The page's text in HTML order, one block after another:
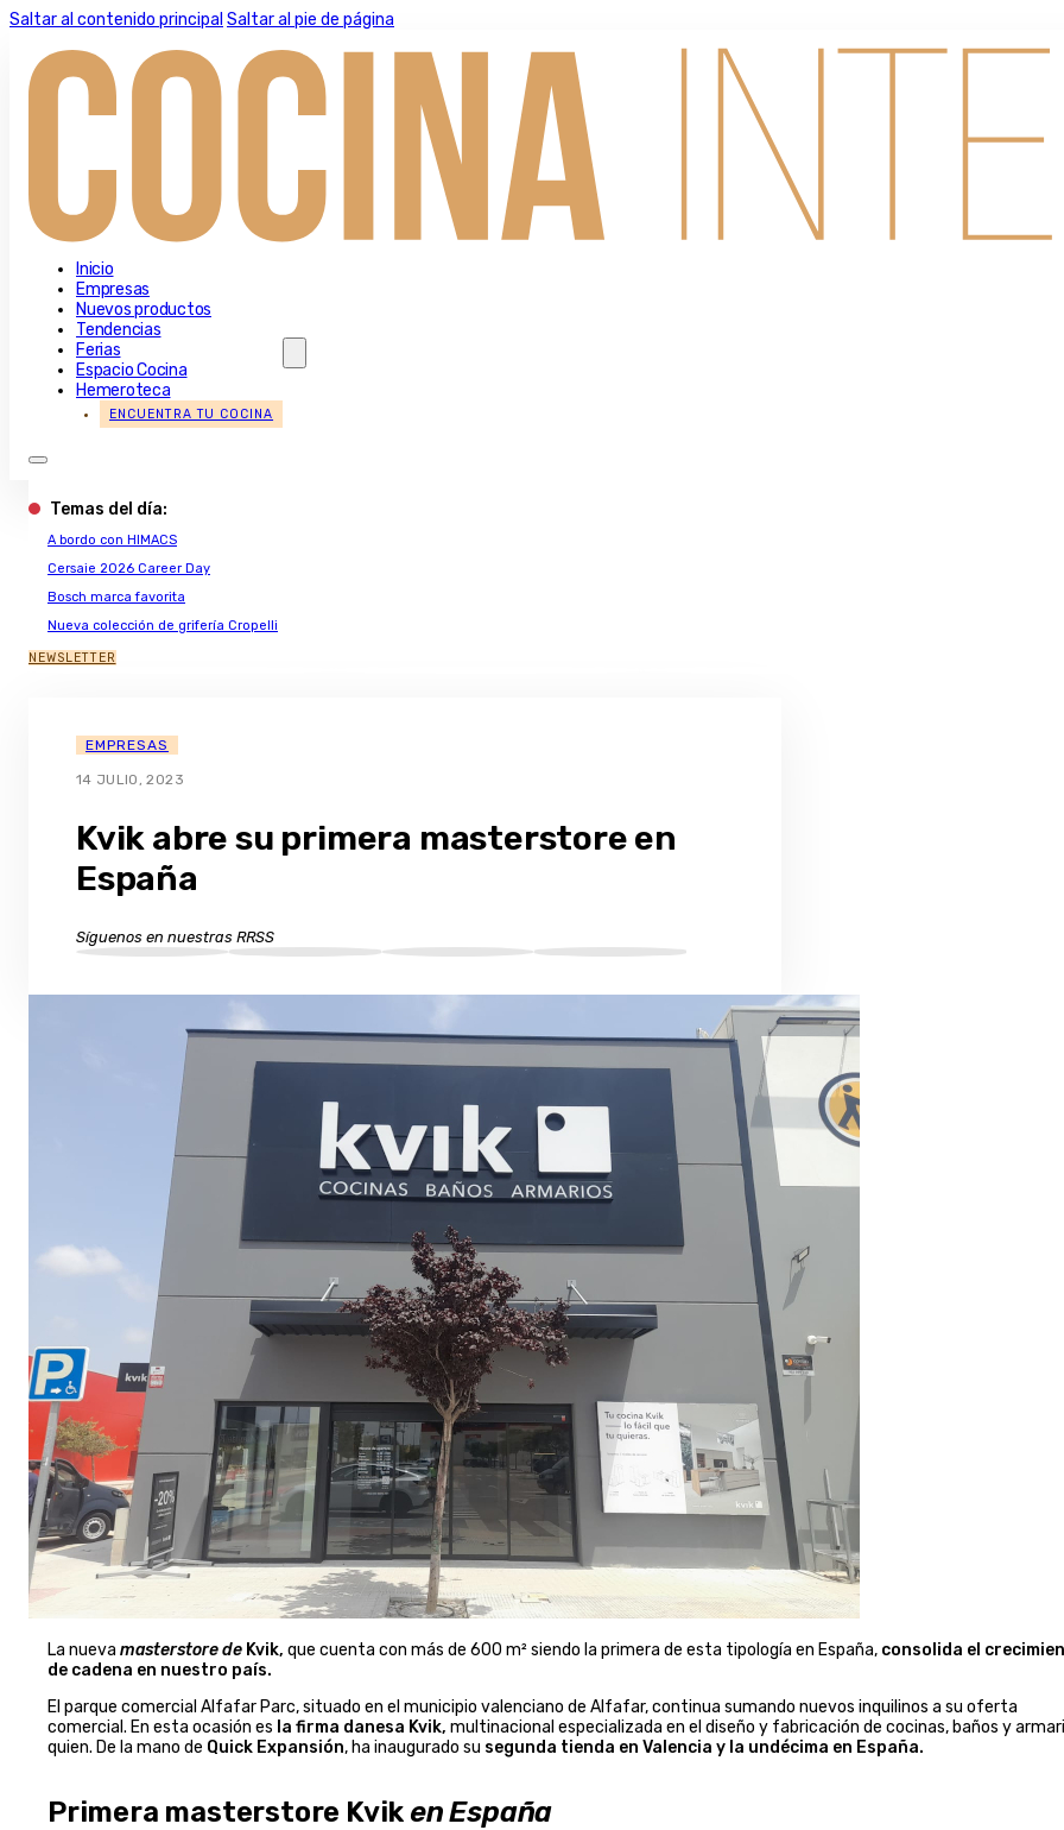
Saltar al contenido principal Saltar al pie de página
Inicio
Empresas
Nuevos productos
Tendencias
Ferias
Espacio Cocina
Hemeroteca
ENCUENTRA TU COCINA
Temas del día:
A bordo con HIMACS
Cersaie 2026 Career Day
Bosch marca favorita
Nueva colección de grifería Cropelli
NEWSLETTER
EMPRESAS
14 JULIO, 2023
Kvik abre su primera masterstore en
España
Síguenos en nuestras RRSS
La nueva masterstore de Kvik, que cuenta con más de 600 m² siendo la primera de esta tipología en España, consolida el
de cadena en nuestro país.
El parque comercial Alfafar Parc, situado en el municipio valenciano de Alfafar, continua sumando nuevos inquilinos a su oferta
comercial. En esta ocasión es la firma danesa Kvik, multinacional especializada en el diseño y fabricación de cocinas, baños y
quien. De la mano de Quick Expansión, ha inaugurado su segunda tienda en Valencia y la undécima en España.
Primera masterstore Kvik en España